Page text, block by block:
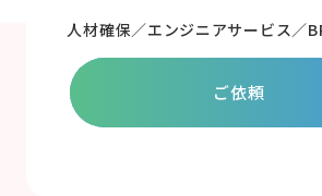
人材確保／エンジニアサービス／
ご依頼